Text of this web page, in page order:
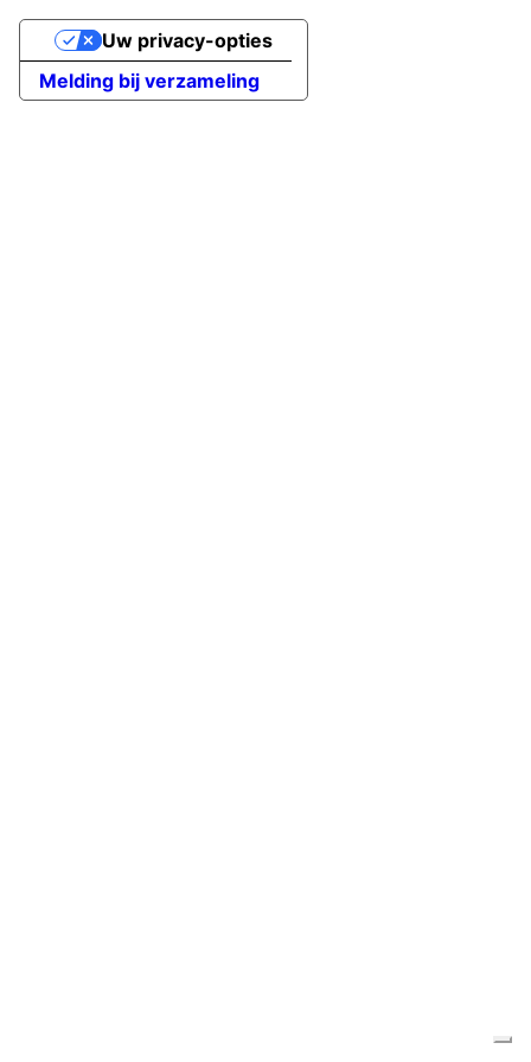
Melding bij verzameling
Uw privacy-opties